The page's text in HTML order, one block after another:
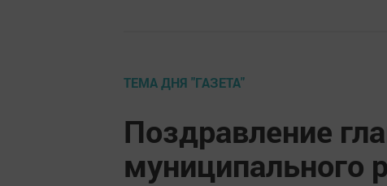
ТЕМА ДНЯ "ГАЗЕТА"
Поздравление
муниципального